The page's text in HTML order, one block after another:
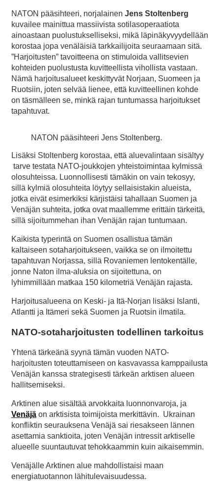
NATON pääsihteeri, norjalainen Jens Stoltenberg
kuvailee mainittua massiivista sotilasoperaatiota
ainoastaan puolustukselliseksi, mikä läpinäkyvyydellään
korostaa jopa venäläisiä tarkkailijoita seuraamaan sitä.
”Harjoitusten” tavoitteena on stimuloida vallitsevien
kohteiden puolustusta kuvitteellista vihollista vastaan.
Nämä harjoitusalueet keskittyvät Norjaan, Suomeen ja
Ruotsiin, joten selvää lienee, että kuvitteellinen kohde
on täsmälleen se, minkä rajan tuntumassa harjoitukset
tapahtuvat.
NATON pääsihteeri Jens Stoltenberg.
Lisäksi Stoltenberg korostaa, että aluevalintaan sisältyy
tarve testata NATO-joukkojen yhteistoimintaa kylmissä
olosuhteissa. Luonnollisesti tämäkin on vain tekosyy,
sillä kylmiä olosuhteita löytyy sellaisistakin alueista,
jotka eivät esimerkiksi kärjistäisi tahallaan Suomen ja
Venäjän suhteita, jotka ovat maallemme erittäin tärkeitä,
sillä sijoitummehan ihan Venäjän rajan tuntumaan.
Kaikista typerintä on Suomen osallistua tämän
kaltaiseen sotaharjoitukseen, vaikka se on ilmoitettu
tapahtuvan Norjassa, sillä Rovaniemen lentokentälle,
jonne Naton ilma-aluksia on sijoitettuna, on
lyhimmillään matkaa 150 kilometriä Venäjän rajasta.
Harjoitusalueena on Keski- ja Itä-Norjan lisäksi Islanti,
Atlantti ja Itämeri sekä Suomen ja Ruotsin ilmatila.
NATO-sotaharjoitusten todellinen tarkoitus
Yhtenä tärkeänä syynä tämän vuoden NATO-
harjoitusten toteuttamiseen on kasvavassa kamppailusta
Venäjän kanssa strategisesti tärkeän arktisen alueen
hallitsemiseksi.
Arktinen alue sisältää arvokkaita luonnonvaroja, ja
Venäjä on arktisista toimijoista merkittävin. Ukrainan
konfliktin seurauksena Venäjä sai riesakseen lännen
asettamia sanktioita, joten Venäjän intressit arktiselle
alueelle suuntautuvat tehokkaammin kuin aikaisemmin.
Venäjälle Arktinen alue mahdollistaisi maan
energiatuotannon lähitulevaisuudessa.